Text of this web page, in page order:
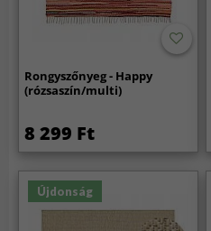
Rongyszőnyeg - Happy
(rózsaszín/multi)
8 299 Ft
Újdonság